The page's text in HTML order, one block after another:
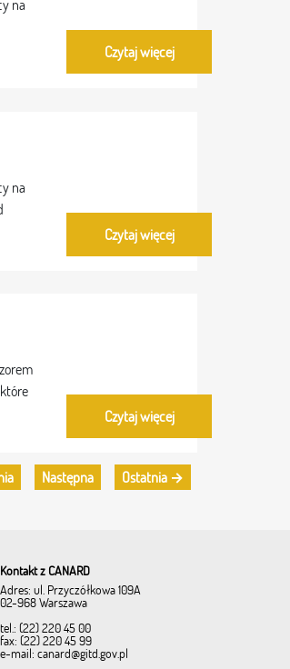
na
Czytaj więcej
na
Czytaj więcej
Czytaj więcej
Następna Ostatnia →
Kontakt z CANARD
Adres: ul. Przyczółkowa 109A
02-968 Warszawa
tel.: (22) 220 45 00
fax: (22) 220 45 99
e-mail: canard@gitd.gov.pl